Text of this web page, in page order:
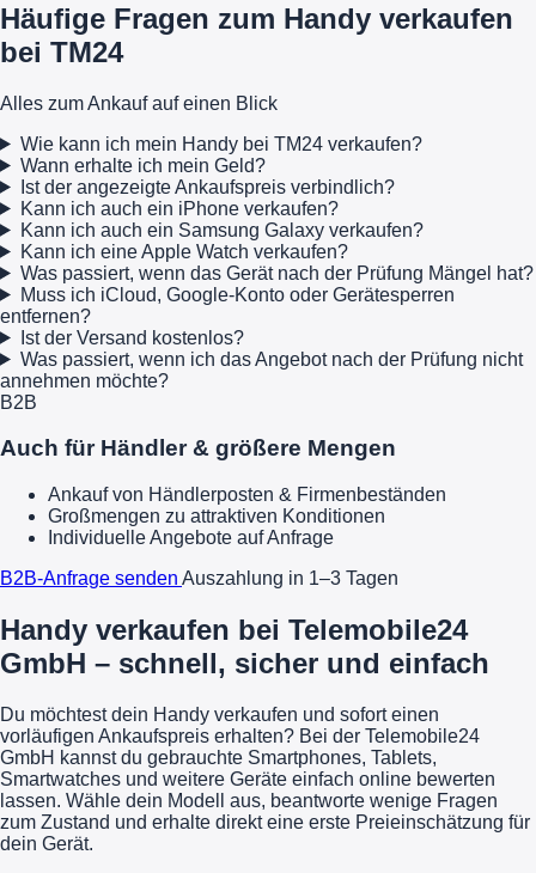
Häufige Fragen zum Handy verkaufen
bei TM24
Alles zum Ankauf auf einen Blick
Wie kann ich mein Handy bei TM24 verkaufen?
Wann erhalte ich mein Geld?
Ist der angezeigte Ankaufspreis verbindlich?
Kann ich auch ein iPhone verkaufen?
Kann ich auch ein Samsung Galaxy verkaufen?
Kann ich eine Apple Watch verkaufen?
Was passiert, wenn das Gerät nach der Prüfung Mängel hat?
Muss ich iCloud, Google-Konto oder Gerätesperren
entfernen?
Ist der Versand kostenlos?
Was passiert, wenn ich das Angebot nach der Prüfung nicht
annehmen möchte?
B2B
Auch für Händler & größere Mengen
Ankauf von Händlerposten & Firmenbeständen
Großmengen zu attraktiven Konditionen
Individuelle Angebote auf Anfrage
B2B-Anfrage senden Auszahlung in 1–3 Tagen
Handy verkaufen bei Telemobile24
GmbH – schnell, sicher und einfach
Du möchtest dein Handy verkaufen und sofort einen
vorläufigen Ankaufspreis erhalten? Bei der Telemobile24
GmbH kannst du gebrauchte Smartphones, Tablets,
Smartwatches und weitere Geräte einfach online bewerten
lassen. Wähle dein Modell aus, beantworte wenige Fragen
zum Zustand und erhalte direkt eine erste Preieinschätzung für
dein Gerät.